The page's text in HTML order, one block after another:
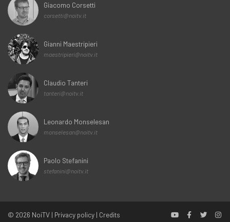
Giacomo Corsetti
corsetti@noitv.it
Gianni Maestripieri
maestripieri@noitv.it
Claudio Tanteri
tanteri@noitv.it
Leonardo Monselesan
monselesan@noitv.it
Paolo Stefanini
stefanini@noitv.it
© 2026 NoiTV | Privacy policy | Credits